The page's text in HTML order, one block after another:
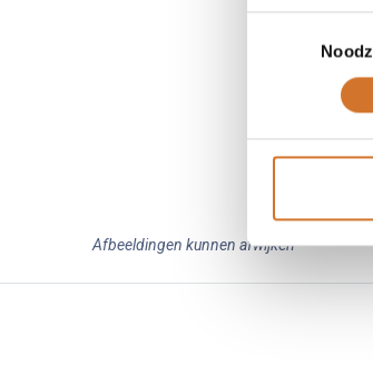
Afbeeldingen kunnen afwijken